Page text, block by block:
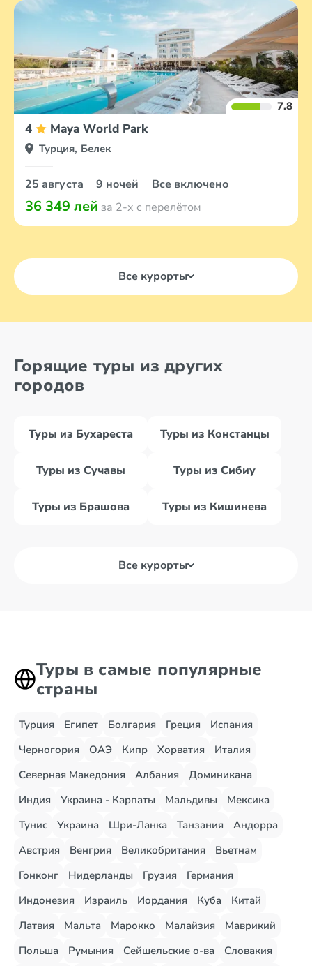
7.8
4 Maya World Park
Турция, Белек
25 августа 9 ночей Все включено
36 349 лей за 2-х с перелётом
Все курорты
Горящие туры из других
городов
Туры из Бухареста Туры из Констанцы
Туры из Сучавы Туры из Сибиу
Туры из Брашова Туры из Кишинева
Все курорты
Туры в самые популярные
страны
Турция Египет Болгария Греция
Испания
Черногория
ОАЭ Кипр Хорватия
Италия
Северная Македония
Албания
Доминикана
Индия
Украина - Карпаты Мальдивы
Мексика
Тунис
Украина Шри-Ланка Танзания
Андорра
Австрия
Венгрия Великобритания
Вьетнам
Гонконг
Нидерланды Грузия
Германия
Индонезия
Израиль Иордания Куба
Китай
Латвия
Мальта Марокко Малайзия
Маврикий
Польша
Румыния Сейшельские о-ва Словакия